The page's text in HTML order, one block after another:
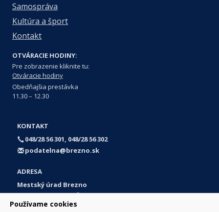
Používame cookies
Samospráva
Kultúra a šport
Kontakt
OTVÁRACIE HODINY:
Pre zobrazenie kliknite tu:
Otváracie hodiny
Obedňajšia prestávka
11.30 – 12.30
KONTAKT
048/28 56 301, 048/28 56 302
podatelna@brezno.sk
ADRESA
Mestský úrad Brezno
Námestie gen. M. R. Štefánika 1
977 01 Brezno